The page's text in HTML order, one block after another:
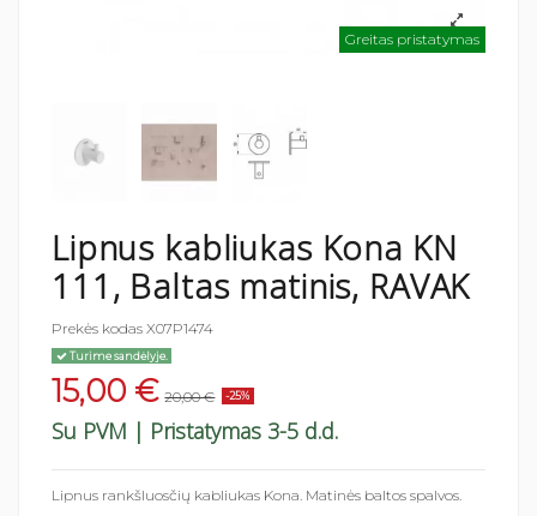
Greitas pristatymas
Lipnus kabliukas Kona KN
111, Baltas matinis, RAVAK
Prekės kodas X07P1474
Turime sandėlyje.
15,00 € 20,00 € -25%
Su PVM | Pristatymas 3-5 d.d.
Lipnus rankšluosčių kabliukas Kona. Matinės baltos spalvos.